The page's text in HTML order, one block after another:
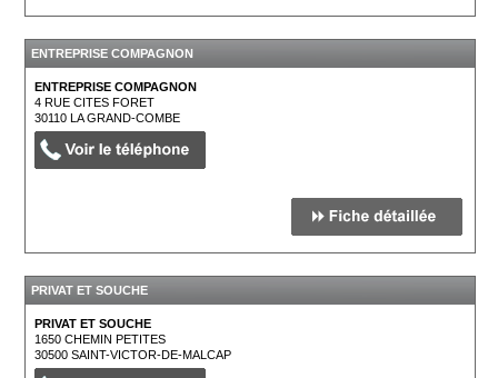
ENTREPRISE COMPAGNON
ENTREPRISE COMPAGNON
4 RUE CITES FORET
30110LA GRAND-COMBE
PRIVAT ET SOUCHE
PRIVAT ET SOUCHE
1650 CHEMIN PETITES
30500SAINT-VICTOR-DE-MALCAP